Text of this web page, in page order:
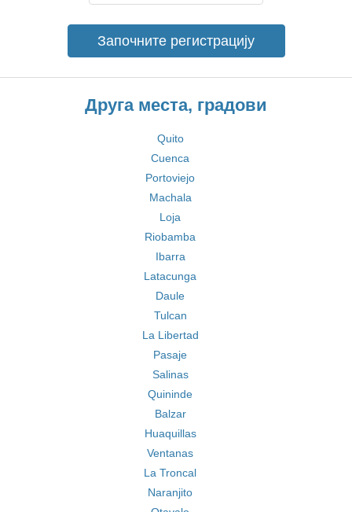
Започните регистрацију
Друга места, градови
Quito
Cuenca
Portoviejo
Machala
Loja
Riobamba
Ibarra
Latacunga
Daule
Tulcan
La Libertad
Pasaje
Salinas
Quininde
Balzar
Huaquillas
Ventanas
La Troncal
Naranjito